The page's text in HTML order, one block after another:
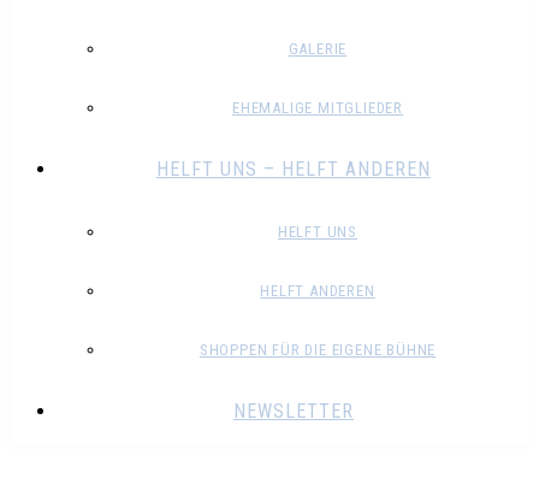
GALERIE
EHEMALIGE MITGLIEDER
HELFT UNS – HELFT ANDEREN
HELFT UNS
HELFT ANDEREN
SHOPPEN FÜR DIE EIGENE BÜHNE
NEWSLETTER